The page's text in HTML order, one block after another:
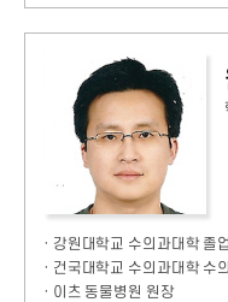
· 강원대학교 수의과대학 졸업
· 건국대학교 수의과대학 수
· 이츠 동물병원 원장